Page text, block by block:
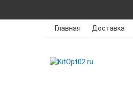
Главная Доставка